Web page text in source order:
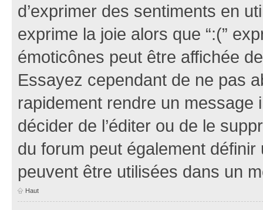
d’exprimer des sentiments en
exprime la joie alors que “:(”
émoticônes peut être affichée
Essayez cependant de ne pas
rapidement rendre un message
décider de l’éditer ou de le
du forum peut également définir
peuvent être utilisées dans un
Haut